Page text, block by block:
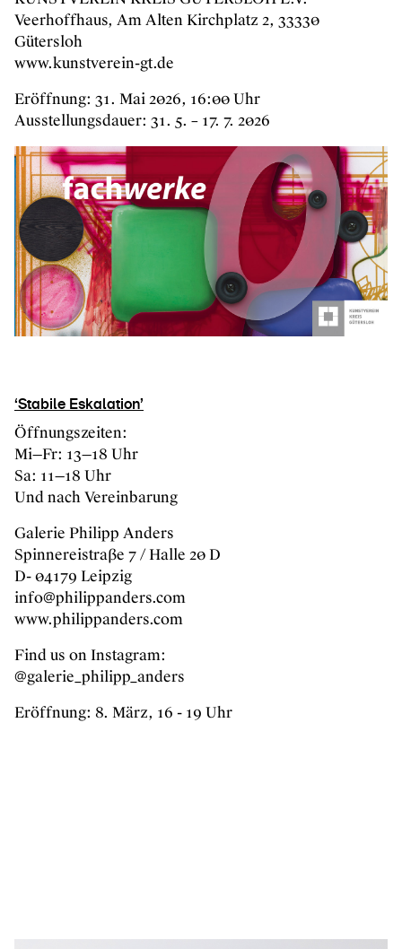
Veerhoffhaus, Am Alten Kirchplatz 2, 33330
Gütersloh
www.kunstverein-gt.de
Eröffnung: 31. Mai 2026, 16:00 Uhr
Ausstellungsdauer: 31. 5. – 17. 7. 2026
‘Stabile Eskalation’
Öffnungszeiten:
Mi—Fr: 13—18 Uhr
Sa: 11—18 Uhr
Und nach Vereinbarung
Galerie Philipp Anders
Spinnereistraße 7 / Halle 20 D
D- 04179 Leipzig
info@philippanders.com
www.philippanders.com
Find us on Instagram:
@galerie_philipp_anders
Eröffnung: 8. März, 16 - 19 Uhr